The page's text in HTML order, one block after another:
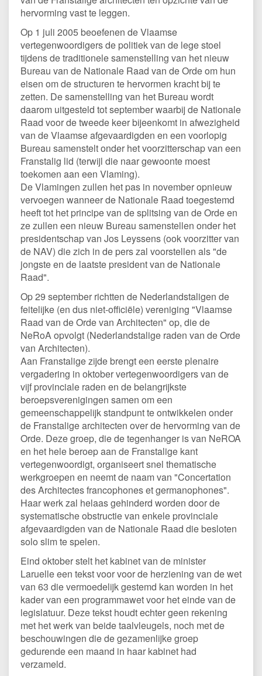
hervorming vast te leggen.
Op 1 juli 2005 beoefenen de Vlaamse
vertegenwoordigers de politiek van de lege stoel
tijdens de traditionele samenstelling van het nieuw
Bureau van de Nationale Raad van de Orde om hun
eisen om de structuren te hervormen kracht bij te
zetten. De samenstelling van het Bureau wordt
daarom uitgesteld tot september waarbij de Nationale
Raad voor de tweede keer bijeenkomt in afwezigheid
van de Vlaamse afgevaardigden en een voorlopig
Bureau samenstelt onder het voorzitterschap van een
Franstalig lid (terwijl die naar gewoonte moest
toekomen aan een Vlaming).
De Vlamingen zullen het pas in november opnieuw
vervoegen wanneer de Nationale Raad toegestemd
heeft tot het principe van de splitsing van de Orde en
ze zullen een nieuw Bureau samenstellen onder het
presidentschap van Jos Leyssens (ook voorzitter van
de NAV) die zich in de pers zal voorstellen als "de
jongste en de laatste president van de Nationale
Raad".
Op 29 september richtten de Nederlandstaligen de
feitelijke (en dus niet-officiële) vereniging "Vlaamse
Raad van de Orde van Architecten" op, die de
NeRoA opvolgt (Nederlandstalige raden van de Orde
van Architecten).
Aan Franstalige zijde brengt een eerste plenaire
vergadering in oktober vertegenwoordigers van de
vijf provinciale raden en de belangrijkste
beroepsverenigingen samen om een
gemeenschappelijk standpunt te ontwikkelen onder
de Franstalige architecten over de hervorming van de
Orde. Deze groep, die de tegenhanger is van NeROA
en het hele beroep aan de Franstalige kant
vertegenwoordigt, organiseert snel thematische
werkgroepen en neemt de naam van "Concertation
des Architectes francophones et germanophones".
Haar werk zal helaas gehinderd worden door de
systematische obstructie van enkele provinciale
afgevaardigden van de Nationale Raad die besloten
solo slim te spelen.
Eind oktober stelt het kabinet van de minister
Laruelle een tekst voor voor de herziening van de wet
van 63 die vermoedelijk gestemd kan worden in het
kader van een programmawet voor het einde van de
legislatuur. Deze tekst houdt echter geen rekening
met het werk van beide taalvleugels, noch met de
beschouwingen die de gezamenlijke groep
gedurende een maand in haar kabinet had
verzameld.